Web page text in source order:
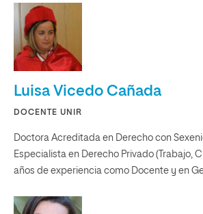
Luisa Vicedo Cañada
DOCENTE UNIR
Doctora Acreditada en Derecho con
Especialista en Derecho Privado (Trabajo,
años de experiencia como Docente y en